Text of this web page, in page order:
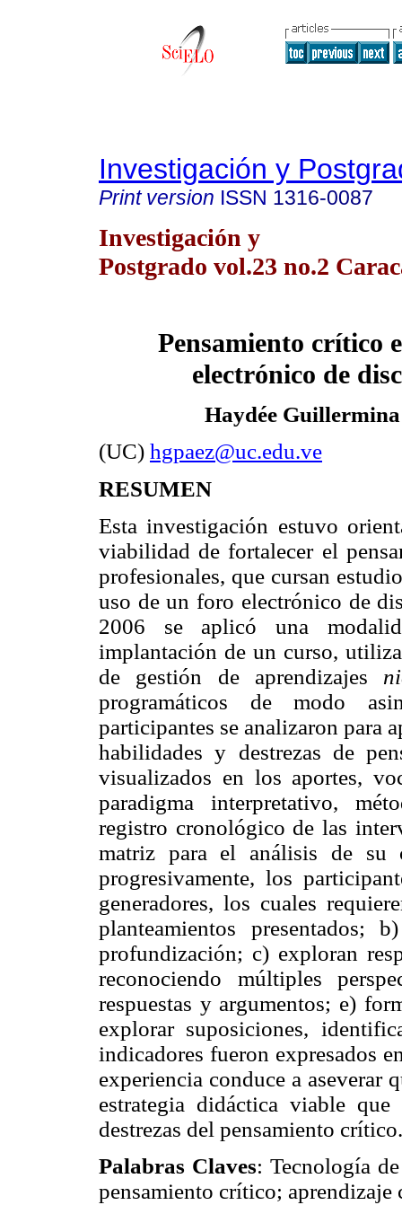
Investigación y
Print version ISSN 1316-0087
Investigación y
Postgrado vol.23 no.2
Pensamiento crítico
electrónico de
Haydée Guillermina
(UC) hgpaez@uc.edu.ve
RESUMEN
Esta investigación estuvo
viabilidad de fortalecer el
profesionales, que cursan
uso de un foro electrónico de
2006 se aplicó una
implantación de un curso,
de gestión de aprendizajes
programáticos de modo
participantes se analizaron para
habilidades y destrezas de
visualizados en los aportes,
paradigma interpretativo,
registro cronológico de las
matriz para el análisis de su
progresivamente, los
generadores, los cuales
planteamientos presentados;
profundización; c) exploran
reconociendo múltiples
respuestas y argumentos; e)
explorar suposiciones,
indicadores fueron expresados
experiencia conduce a aseverar
estrategia didáctica viable
destrezas del pensamiento crítico.
Palabras Claves: Tecnología
pensamiento crítico; aprendizaje